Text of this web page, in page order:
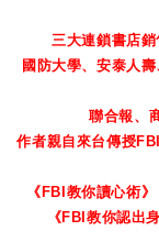
三大連鎖書店
國防大學、安泰人
聯合報、
作者親自來台傳授
《FBI教你讀心術
《FBI教你認出